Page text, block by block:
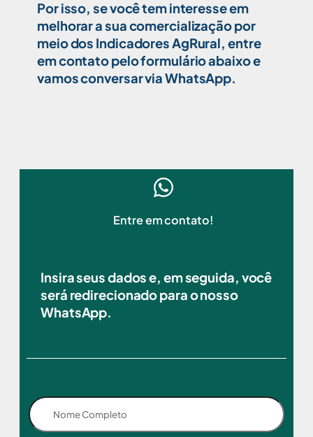
Por isso, se você tem interesse em
melhorar a sua comercialização por
meio dos Indicadores AgRural, entre
em contato pelo formulário abaixo e
vamos conversar via WhatsApp.
Entre em contato!
Insira seus dados e, em seguida, você
será redirecionado para o nosso
WhatsApp.